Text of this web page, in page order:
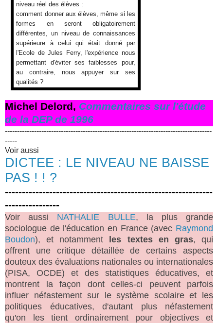
niveau réel des élèves :
comment donner aux élèves, même si les
formes en seront obligatoirement
différentes, un niveau de connaissances
supérieure à celui qui était donné par
l'Ecole de Jules Ferry, l'expérience nous
permettant d'éviter ses faiblesses pour,
au contraire, nous appuyer sur ses
qualités ?
Michel Delord, Commentaires sur l'étude
de la DEP de 1996
-------------------------------------------------------------------------------------
-----
Voir aussi
DICTEE : LE NIVEAU NE BAISSE
PAS ! ! ?
-------------------------------------------------------------
----------------
Voir aussi NATHALIE BULLE, la plus grande
sociologue de l'éducation en France (avec Raymond
Boudon), et notamment les textes en gras, qui
offrent une critique détaillée de certains aspects
douteux des évaluations nationales ou internationales
(PISA, OCDE) et des statistiques éducatives, et
montrent la façon dont celles-ci peuvent parfois
influer néfastement sur le système scolaire et les
politiques éducatives, d'autant plus néfastement
qu'on les tient ordinairement pour objectives et